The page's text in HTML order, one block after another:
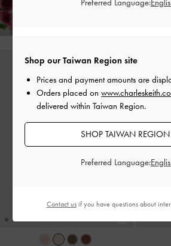
附加條款與條件＆部分商
Shop our Taiwan Region site
Prices and payment amounts are
Orders placed on
delivered within Taiwan Region.
SHOP TAIWAN REGION
Preferred Language:
Preferred Language:
Contact usif you have questions about